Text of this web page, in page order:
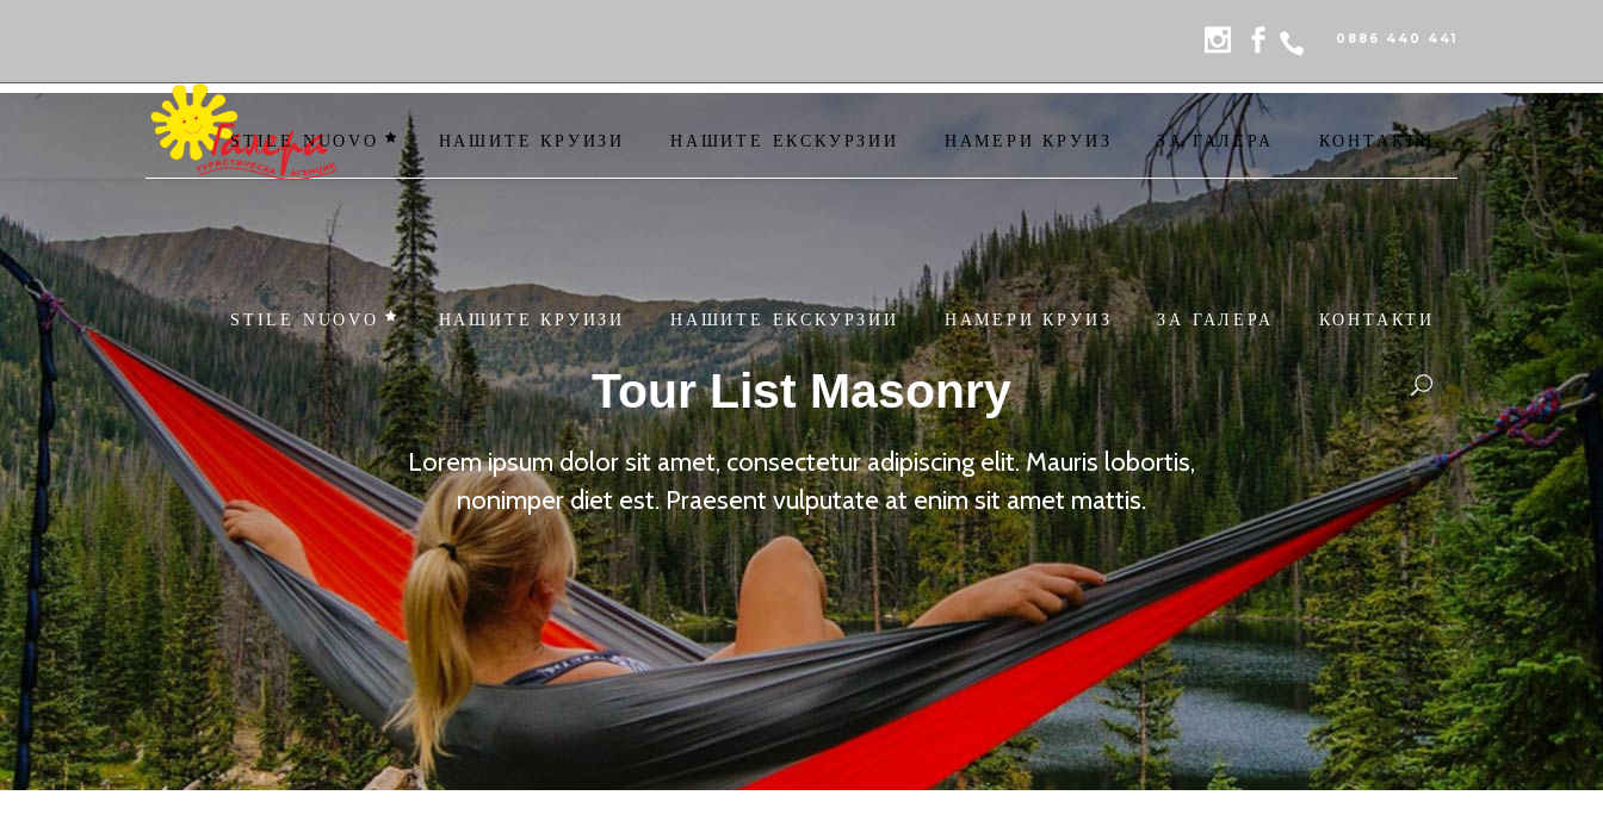
0886 440 441
STILE NUOVO НАШИТЕ КРУИЗИ НАШИТЕ ЕКСКУРЗИИ НАМЕРИ КРУИЗ ЗА ГАЛЕРА КОНТАКТИ
STILE NUOVO НАШИТЕ КРУИЗИ НАШИТЕ ЕКСКУРЗИИ НАМЕРИ КРУИЗ ЗА ГАЛЕРА КОНТАКТИ
Tour List Masonry
Lorem ipsum dolor sit amet, consectetur adipiscing elit. Mauris lobortis,
nonimper diet est. Praesent vulputate at enim sit amet mattis.